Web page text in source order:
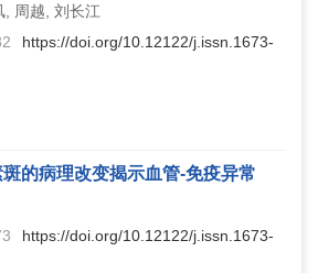
, 周越, 刘长江
https://doi.org/10.12122/j.issn.1673-
的病理改变揭示血管-免疫异常
https://doi.org/10.12122/j.issn.1673-